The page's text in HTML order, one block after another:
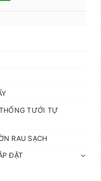
TƯỚI TỰ
RAU SẠCH
ĐẶT